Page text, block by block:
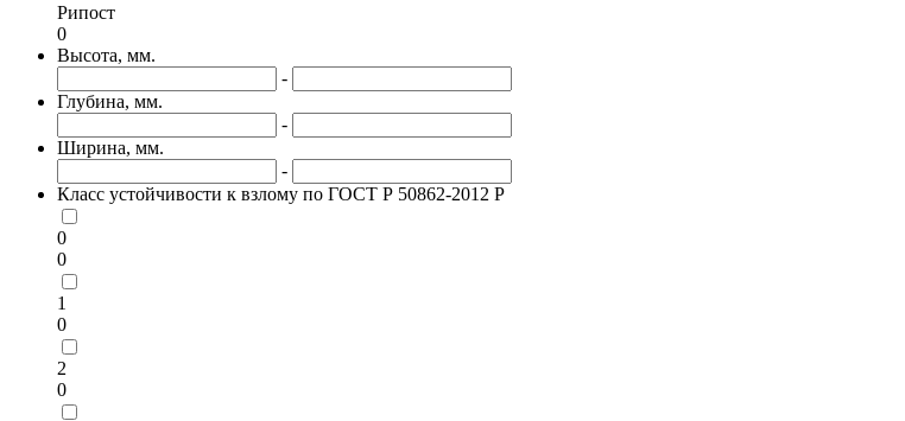
Рипост
0
Высота, мм.
-
Глубина, мм.
-
Ширина, мм.
-
Класс устойчивости к взлому по ГОСТ Р 50862-2012 Р
0
0
1
0
2
0